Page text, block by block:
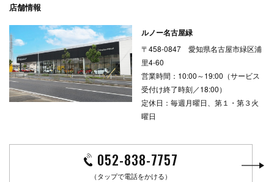
店舗情報
ルノー名古屋緑
〒458-0847 愛知県名古屋市緑区浦
里4-60
営業時間：10:00～19:00（サービス
受付け終了時刻／18:00）
定休日：毎週月曜日、第１・第３火
曜日
052-838-7757
（タップで電話をかける）